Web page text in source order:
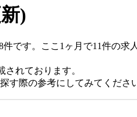
)
です。ここ1ヶ月で11件の求
れております。
す際の参考にしてみてくださ